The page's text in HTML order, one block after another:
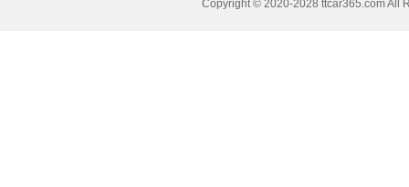
Copyright © 2020-2028 ttcar365.com All